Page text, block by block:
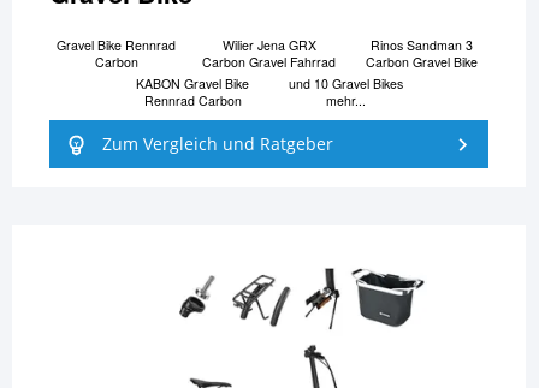
Gravel Bike Rennrad
Carbon
Wilier Jena GRX
Carbon Gravel Fahrrad
Rinos Sandman 3
Carbon Gravel Bike
KABON Gravel Bike
Rennrad Carbon
und 10 Gravel Bikes
mehr...
Zum Vergleich und Ratgeber